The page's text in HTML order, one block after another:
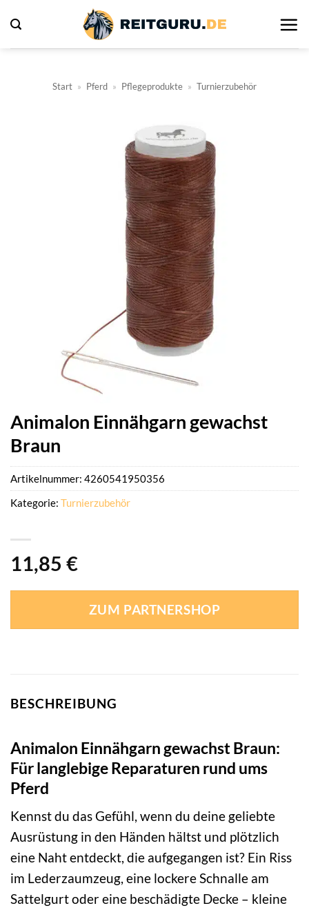
Inhalt
springen
Start » Pferd » Pflegeprodukte » Turnierzubehör
Animalon Einnähgarn gewachst
Braun
11,85 €
ZUM PARTNERSHOP
Artikelnummer: 4260541950356
Kategorie: Turnierzubehör
BESCHREIBUNG
Animalon Einnähgarn gewachst Braun:
Für langlebige Reparaturen rund ums
Pferd
Kennst du das Gefühl, wenn du deine geliebte
Ausrüstung in den Händen hältst und plötzlich
eine Naht entdeckt, die aufgegangen ist? Ein Riss
im Lederzaumzeug, eine lockere Schnalle am
Sattelgurt oder eine beschädigte Decke – kleine